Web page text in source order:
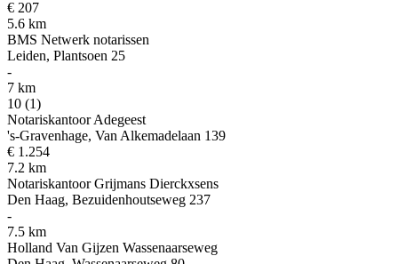
€ 207
5.6 km
BMS Netwerk notarissen
Leiden, Plantsoen 25
-
7 km
10 (1)
Notariskantoor Adegeest
's-Gravenhage, Van Alkemadelaan 139
€ 1.254
7.2 km
Notariskantoor Grijmans Dierckxsens
Den Haag, Bezuidenhoutseweg 237
-
7.5 km
Holland Van Gijzen Wassenaarseweg